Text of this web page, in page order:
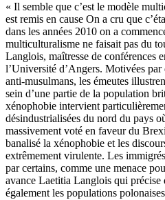
« Il semble que c’est le modèle
est remis en cause On a cru que
dans les années 2010 on a
multiculturalisme ne faisait pas du
Langlois, maîtresse de conférences
l’Université d’Angers. Motivées par
anti-musulmans, les émeutes
sein d’une partie de la population
xénophobie intervient
désindustrialisées du nord du pays
massivement voté en faveur du
banalisé la xénophobie et les
extrêmement virulente. Les
par certains, comme une menace
avance Laetitia Langlois qui précise
également les populations